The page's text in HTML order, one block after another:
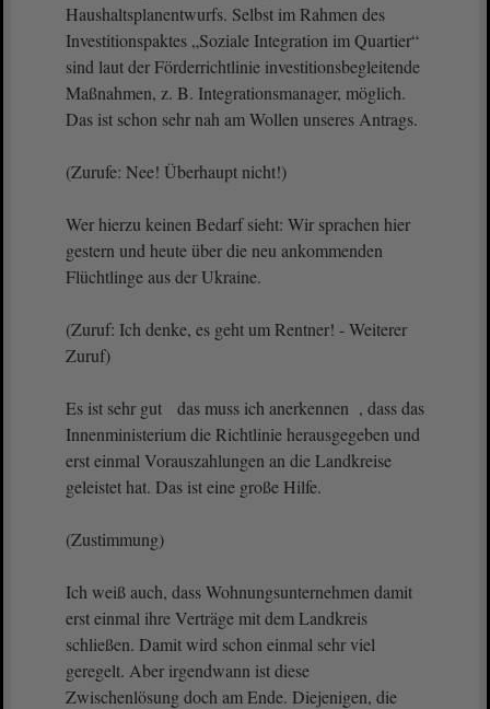
Haushaltsplanentwurfs. Selbst im Rahmen des
Investitionspaktes „Soziale Integration im Quartier“
sind laut der Förderrichtlinie investitionsbegleitende
Maßnahmen, z. B. Integrationsmanager, möglich.
Das ist schon sehr nah am Wollen unseres Antrags.
(Zurufe: Nee! Überhaupt nicht!)
Wer hierzu keinen Bedarf sieht: Wir sprachen hier
gestern und heute über die neu ankommenden
Flüchtlinge aus der Ukraine.
(Zuruf: Ich denke, es geht um Rentner! - Weiterer
Zuruf)
Es ist sehr gut das muss ich anerkennen , dass das
Innenministerium die Richtlinie herausgegeben und
erst einmal Vorauszahlungen an die Landkreise
geleistet hat. Das ist eine große Hilfe.
(Zustimmung)
Ich weiß auch, dass Wohnungsunternehmen damit
erst einmal ihre Verträge mit dem Landkreis
schließen. Damit wird schon einmal sehr viel
geregelt. Aber irgendwann ist diese
Zwischenlösung doch am Ende. Diejenigen, die